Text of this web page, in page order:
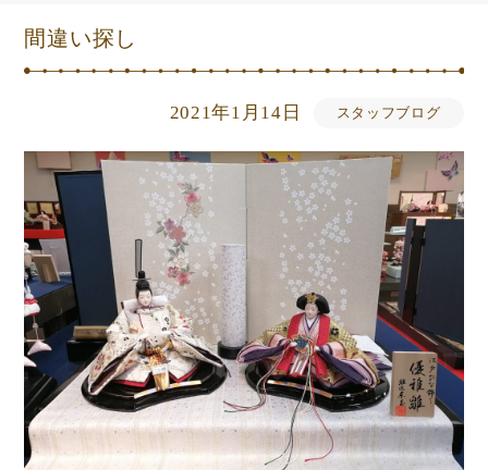
間違い探し
2021年1月14日 スタッフブログ